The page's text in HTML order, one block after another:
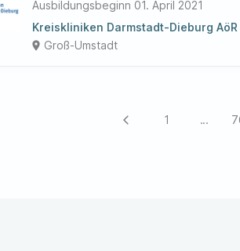
Ausbildungsbeginn 01. April 2021
Kreiskliniken Darmstadt-Dieburg AöR
place Groß-Umstadt
arrow_back_ios 1 ...